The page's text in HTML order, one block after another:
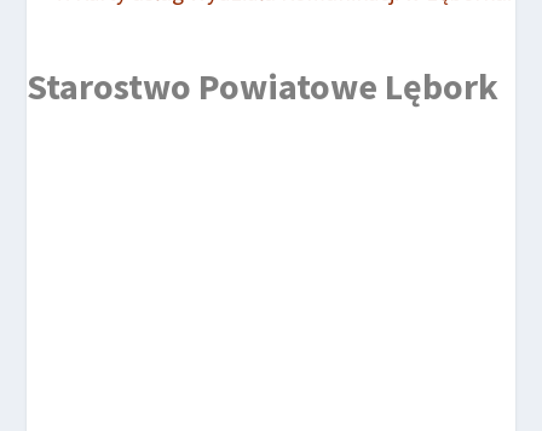
Starostwo Powiatowe Lębork